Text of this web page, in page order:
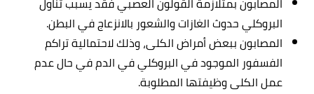
البروكلي حدوث الغازات والشعور بالانزعاج في البطن.
المصابون ببعض أمراض الكلى، وذلك لاحتمالية تراكم
الفسفور الموجود في البروكلي في الدم في حال عدم
عمل الكلى وظيفتها المطلوبة.